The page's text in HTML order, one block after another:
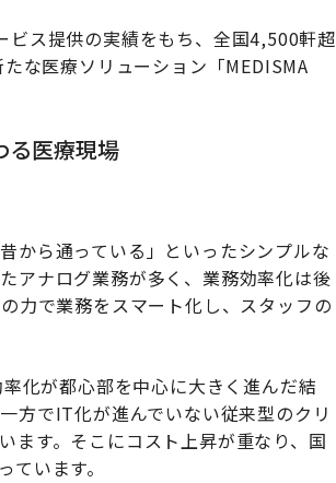
ビス提供の実績をもち、全国4,500軒超
な医療ソリューション「MEDISMA
る医療現場
から通っている」といったシンプルな
アナログ業務が多く、業務効率化は後
力で業務をスマート化し、スタッフの
化が都心部を中心に大きく進んだ結
方でIT化が進んでいない従来型のクリ
ます。そこにコスト上昇が重なり、国
います。